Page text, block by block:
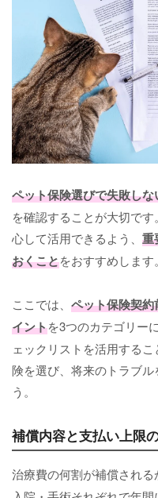
ペット保険選びで失敗し
を確認することが大切で
心して活用できるよう、 重
おくことをおすすめします。
ここでは、 ペット保険契
イントを3つのカテゴリー
ェックリストを活用する
険を選び、将来のトラブ
う。
補償内容と支払い上限
治療費の何割が補償される